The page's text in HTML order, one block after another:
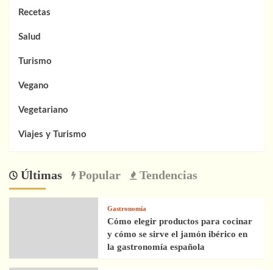
Recetas
Salud
Turismo
Vegano
Vegetariano
Viajes y Turismo
Últimas Popular Tendencias
Gastronomía
Cómo elegir productos para cocinar
y cómo se sirve el jamón ibérico en
la gastronomía española